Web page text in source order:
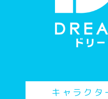
キャラクタ